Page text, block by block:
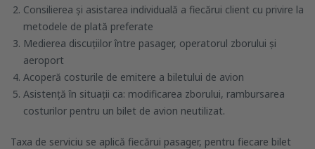
Consilierea și asistarea individuală a fiecărui client cu privire la
metodele de plată preferate
Medierea discuțiilor între pasager, operatorul zborului și
aeroport
Acoperă costurile de emitere a biletului de avion
Asistență în situații ca: modificarea zborului, rambursarea
costurilor pentru un bilet de avion neutilizat.
Taxa de serviciu se aplică fiecărui pasager, pentru fiecare bilet